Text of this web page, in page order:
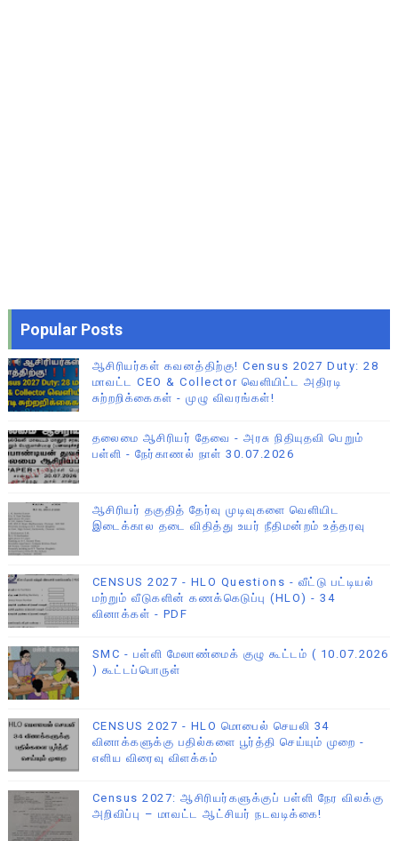
Popular Posts
ஆசிரியர்கள் கவனத்திற்கு! Census 2027 Duty: 28
மாவட்ட CEO & Collector வெளியிட்ட அதிரடி
சுற்றறிக்கைகள் - முழு விவரங்கள்!
தலைமை ஆசிரியர் தேவை - அரசு நிதியுதவி பெறும்
பள்ளி - நேர்காணல் நாள் 30.07.2026
ஆசிரியர் தகுதித் தேர்வு முடிவுகளை வெளியிட
இடைக்கால தடை விதித்து உயர் நீதிமன்றம் உத்தரவு
CENSUS 2027 - HLO Questions - வீட்டு பட்டியல்
மற்றும் வீடுகளின் கணக்கெடுப்பு (HLO) - 34
வினாக்கள் - PDF
SMC - பள்ளி மேலாண்மைக் குழு கூட்டம் ( 10.07.2026
) கூட்டப்பொருள்
CENSUS 2027 - HLO மொபைல் செயலி 34
வினாக்களுக்கு பதில்களை பூர்த்தி செய்யும் முறை -
எளிய விரைவு விளக்கம்
Census 2027: ஆசிரியர்களுக்குப் பள்ளி நேர விலக்கு
அறிவிப்பு – மாவட்ட ஆட்சியர் நடவடிக்கை!